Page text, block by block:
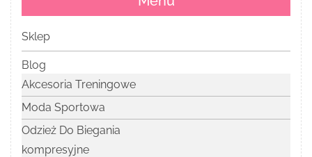
Sklep
Blog
Akcesoria Treningowe
Moda Sportowa
Odzież Do Biegania
kompresyjne